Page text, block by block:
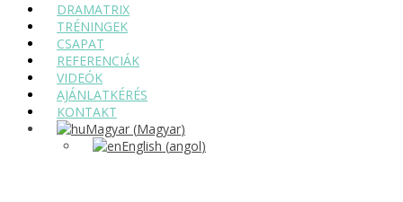
DRAMATRIX
TRÉNINGEK
CSAPAT
REFERENCIÁK
VIDEÓK
AJÁNLATKÉRÉS
KONTAKT
Magyar (Magyar)
English (angol)